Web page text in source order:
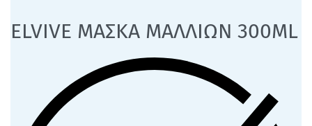
ELVIVE ΜΑΣΚΑ ΜΑΛΛΙΩΝ 300ML